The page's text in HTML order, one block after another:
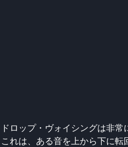
ドロップ・ヴォイシングは非
これは、ある音を上から下に転